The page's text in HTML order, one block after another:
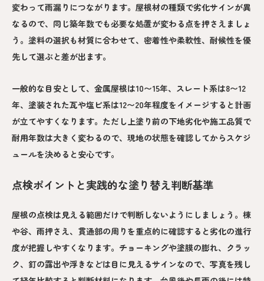
変わって雨漏りにつながります。屋根材の種類で劣化サインが異
なるので、同じ築年数でも必要な処置が変わる点を押さえましょ
う。塗料の選択も材質に合わせて、密着性や柔軟性、耐候性を優
先して選ぶと差が出ます。
一般的な目安として、金属屋根は10〜15年、スレート系は8〜12
年、塗装された瓦や塩ビ系は12〜20年程度をイメージすると計画
が立てやすくなります。ただし上塗り前の下地劣化や施工品質で
耐用年数は大きく変わるので、現地の状態を確認してからスケジ
ュールを決めると安心です。
点検ポイントと実践的な塗り替え判断基準
屋根の点検は見える範囲だけで判断しないようにしましょう。棟
や谷、雨押さえ、貫通部の周りを重点的に確認すると劣化の進行
度が把握しやすくなります。チョーキングや塗膜の膨れ、クラッ
ク、釘の露出や浮きなどは目に見えるサインなので、写真を残し